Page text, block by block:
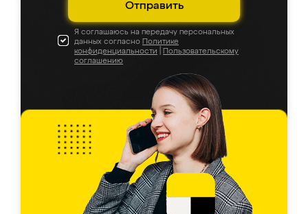
Отправить
Я соглашаюсь на передачу персональных
данных согласно Политике
конфиденциальности
Пользовательскому
соглашению